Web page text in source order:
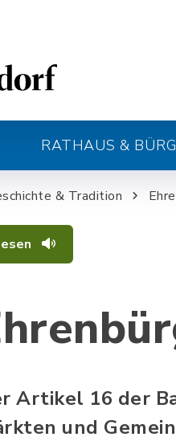
RATHAUS &
& Tradition
Artikel 16 der
und